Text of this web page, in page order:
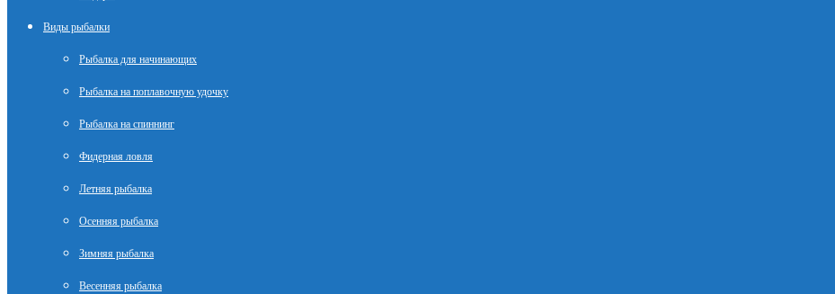
Виды рыбалки
Рыбалка для начинающих
Рыбалка на поплавочную удочку
Рыбалка на спиннинг
Фидерная ловля
Летняя рыбалка
Осенняя рыбалка
Зимняя рыбалка
Весенняя рыбалка